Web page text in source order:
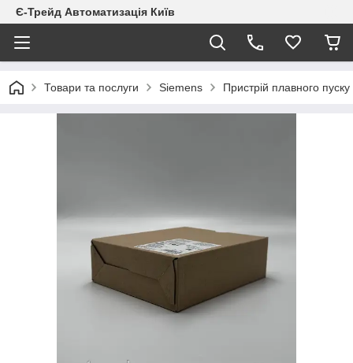
Є-Трейд Автоматизація Київ
Товари та послуги Siemens Пристрій плавного